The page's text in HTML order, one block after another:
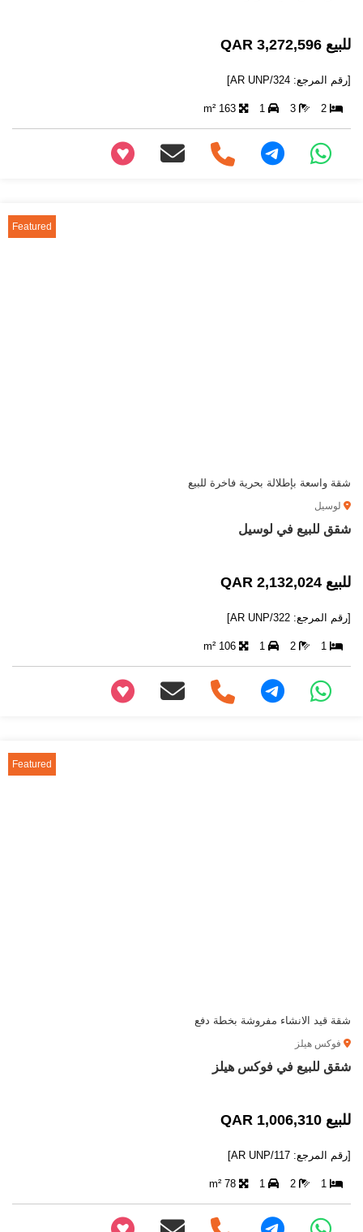
للبيع 3,272,596 QAR
[رقم المرجع: AR UNP/324]
2
3
1
163 m²
Featured
شقة واسعة بإطلالة بحرية فاخرة للبيع
لوسيل
شقق للبيع في لوسيل
للبيع 2,132,024 QAR
[رقم المرجع: AR UNP/322]
1
2
1
106 m²
Featured
شقة قيد الانشاء مفروشة بخطة دفع
فوكس هيلز
شقق للبيع في فوكس هيلز
للبيع 1,006,310 QAR
[رقم المرجع: AR UNP/117]
1
2
1
78 m²